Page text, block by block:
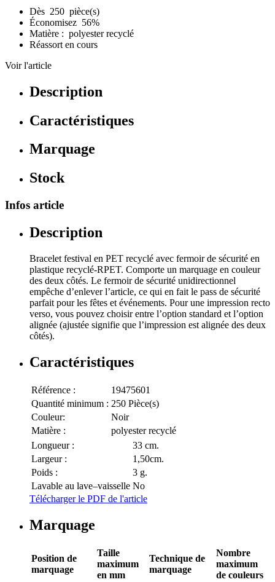
Dès 250 pièce(s)
Économisez 56%
Matière : polyester recyclé
Réassort en cours
Voir l'article
Description
Caractéristiques
Marquage
Stock
Infos article
Description
Bracelet festival en PET recyclé avec fermoir de sécurité en
plastique recyclé-RPET. Comporte un marquage en couleur
des deux côtés. Le fermoir de sécurité unidirectionnel
empêche d’enlever l’article, ce qui en fait le pass de sécurité
parfait pour les fêtes et événements. Pour une impression recto
verso, vous pouvez choisir entre l’option standard et l’option
alignée (ajustée signifie que l’impression est alignée des deux
côtés).
Caractéristiques
Référence :
19475601
Quantité minimum : 250 Pièce(s)
Couleur:
Noir
Matière :
polyester recyclé
Longueur :
33 cm.
Largeur :
1,50cm.
Poids :
3 g.
Lavable au lave–vaisselle No
Télécharger le PDF de l'article
Marquage
Position de
marquage
Taille
maximum
en mm
Technique de
marquage
Nombre
maximum
de couleurs